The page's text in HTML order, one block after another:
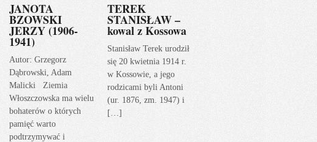
JANOTA
BZOWSKI
JERZY (1906-
1941)
Autor: Grzegorz
Dąbrowski, Adam
Malicki Ziemia
Włoszczowska ma wielu
bohaterów o których
pamięć warto
podtrzymywać i
TEREK
STANISŁAW –
kowal z Kossowa
Stanisław Terek urodził
się 20 kwietnia 1914 r.
w Kossowie, a jego
rodzicami byli Antoni
(ur. 1876, zm. 1947) i
[…]